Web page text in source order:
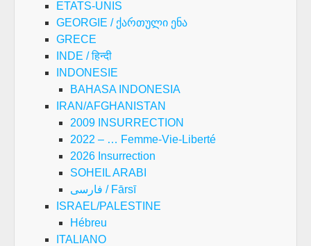
ETATS-UNIS
GEORGIE / ქართული ენა
GRECE
INDE / हिन्दी
INDONESIE
BAHASA INDONESIA
IRAN/AFGHANISTAN
2009 INSURRECTION
2022 – … Femme-Vie-Liberté
2026 Insurrection
SOHEIL ARABI
فارسی / Fārsī
ISRAEL/PALESTINE
Hébreu
ITALIANO